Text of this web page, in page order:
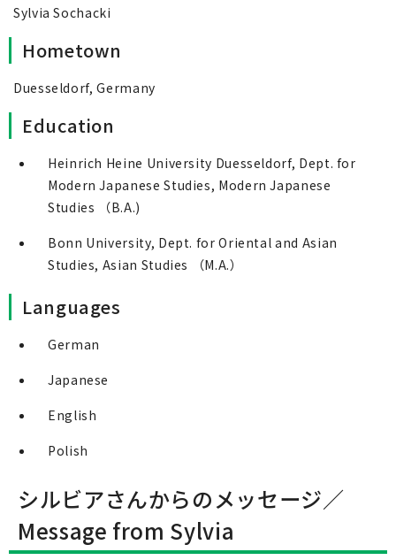
Sylvia Sochacki
Hometown
Duesseldorf, Germany
Education
Heinrich Heine University Duesseldorf, Dept. for
Modern Japanese Studies, Modern Japanese
Studies （B.A.)
Bonn University, Dept. for Oriental and Asian
Studies, Asian Studies （M.A.）
Languages
German
Japanese
English
Polish
シルビアさんからのメッセージ／
Message from Sylvia